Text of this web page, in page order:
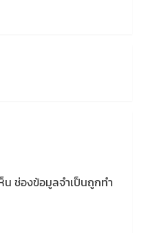
น ช่องข้อมูลจำเป็นถูกทำ